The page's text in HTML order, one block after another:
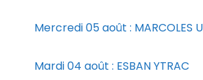
Mercredi 05 août : MARCOLES
Mardi 04 août : ESBAN YTRAC